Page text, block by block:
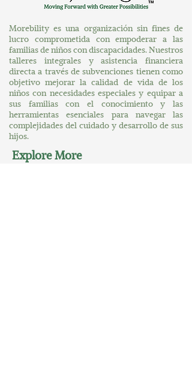
Morebility es una organización sin fines de
lucro comprometida con empoderar a las
familias de niños con discapacidades. Nuestros
talleres integrales y asistencia financiera
directa a través de subvenciones tienen como
objetivo mejorar la calidad de vida de los
niños con necesidades especiales y equipar a
sus familias con el conocimiento y las
herramientas esenciales para navegar las
complejidades del cuidado y desarrollo de sus
hijos.
Explore More